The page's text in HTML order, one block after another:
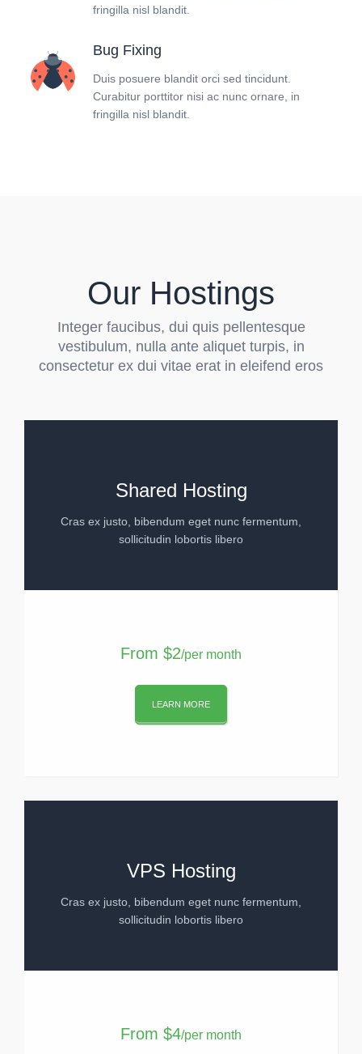
fringilla nisl blandit.
Bug Fixing
Duis posuere blandit orci sed tincidunt.
Curabitur porttitor nisi ac nunc ornare, in
fringilla nisl blandit.
Our Hostings
Integer faucibus, dui quis pellentesque
vestibulum, nulla ante aliquet turpis, in
consectetur ex dui vitae erat in eleifend eros
Shared Hosting
Cras ex justo, bibendum eget nunc fermentum,
sollicitudin lobortis libero
From $2/per month
LEARN MORE
VPS Hosting
Cras ex justo, bibendum eget nunc fermentum,
sollicitudin lobortis libero
From $4/per month